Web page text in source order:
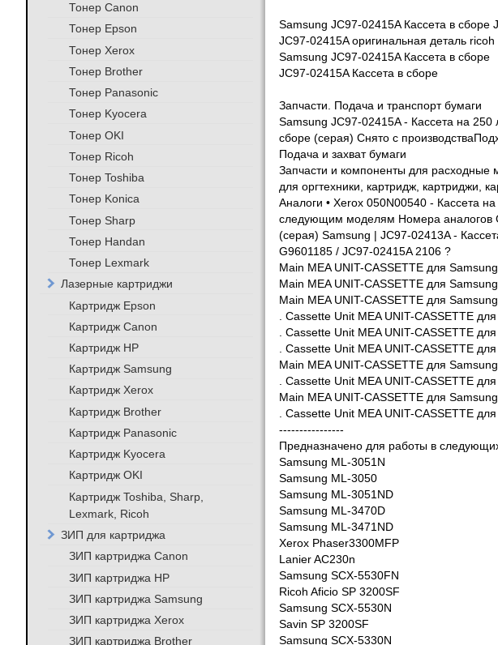
Samsung JC97-02415A Кассета в
JC97-02415A оригинальная деталь ricoh
Samsung JC97-02415A Кассета в сборе
JC97-02415A Кассета в сборе
Запчасти. Подача и транспорт бумаги
Samsung JC97-02415A - Кассета на 250
сборе (серая) Снято с
Подача и захват бумаги
Запчасти и компоненты для расходные
для оргтехники, картридж, картриджи,
Аналоги • Xerox 050N00540 - Кассета
следующим моделям Номера аналогов
(серая) Samsung | JC97-02413A -
G9601185 / JC97-02415A 2106 ?
Main MEA UNIT-CASSETTE для
Main MEA UNIT-CASSETTE для
Main MEA UNIT-CASSETTE для
. Cassette Unit MEA UNIT-CASSETTE
. Cassette Unit MEA UNIT-CASSETTE
. Cassette Unit MEA UNIT-CASSETTE
Main MEA UNIT-CASSETTE для
. Cassette Unit MEA UNIT-CASSETTE
Main MEA UNIT-CASSETTE для
. Cassette Unit MEA UNIT-CASSETTE
----------------
Предназначено для работы в
Samsung ML-3051N
Samsung ML-3050
Samsung ML-3051ND
Samsung ML-3470D
Samsung ML-3471ND
Xerox Phaser3300MFP
Lanier AC230n
Samsung SCX-5530FN
Ricoh Aficio SP 3200SF
Samsung SCX-5530N
Savin SP 3200SF
Samsung SCX-5330N
Тонер Canon
Тонер Epson
Тонер Xerox
Тонер Brother
Тонер Panasonic
Тонер Kyocera
Тонер OKI
Тонер Ricoh
Тонер Toshiba
Тонер Konica
Тонер Sharp
Тонер Handan
Тонер Lexmark
Лазерные картриджи
Картридж Epson
Картридж Canon
Картридж HP
Картридж Samsung
Картридж Xerox
Картридж Brother
Картридж Panasonic
Картридж Kyocera
Картридж OKI
Картридж Toshiba, Sharp,
Lexmark, Ricoh
ЗИП для картриджа
ЗИП картриджа Canon
ЗИП картриджа HP
ЗИП картриджа Samsung
ЗИП картриджа Xerox
ЗИП картриджа Brother